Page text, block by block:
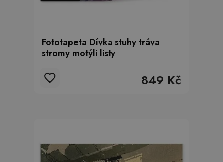
Fototapeta Dívka stuhy tráva
stromy motýli listy
849 Kč